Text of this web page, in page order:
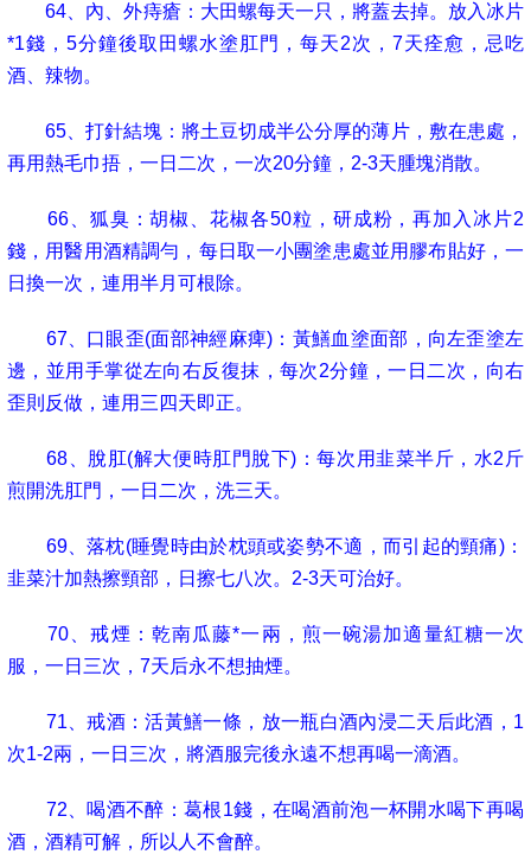
64 、內、外痔瘡：大田螺每天一只，將蓋去掉。放入冰片
*1錢， 5分鐘後取田螺水塗肛門，每天2次， 7天痊愈，忌吃
酒、辣物。
65 、打針結塊：將土豆切成半公分厚的薄片，敷在患處，
再用熱毛巾捂，一日二次，一次20分鐘， 2-3天腫塊消散。
66、狐臭：胡椒、花椒各50粒，研成粉，再加入冰片2
錢，用醫用酒精調勻，每日取一小團塗患處並用膠布貼好，一
日換一次，連用半月可根除。
67、口眼歪(面部神經麻痺) ：黃鱔血塗面部，向左歪塗左
邊，並用手掌從左向右反復抹，每次2分鐘，一日二次，向右
歪則反做，連用三四天即正。
68 、脫肛(解大便時肛門脫下) ：每次用韭菜半斤，水2 斤
煎開洗肛門，一日二次，洗三天。
69、落枕(睡覺時由於枕頭或姿勢不適，而引起的頸痛)：
韭菜汁加熱擦頸部，日擦七八次。 2-3天可治好。
70 、戒煙：乾南瓜藤*一兩，煎一碗湯加適量紅糖一次
服，一日三次， 7天后永不想抽煙。
71 、戒酒：活黃鱔一條，放一瓶白酒內浸二天后此酒， 1
次1-2兩 ，一日三次，將酒服完後永遠不想再喝一滴酒。
72 、喝酒不醉：葛根1錢，在喝酒前泡一杯開水喝下再喝
酒，酒精可解，所以人不會醉。